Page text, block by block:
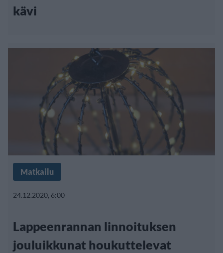
kävi
Matkailu
24.12.2020, 6:00
Lappeenrannan linnoituksen
jouluikkunat houkuttelevat